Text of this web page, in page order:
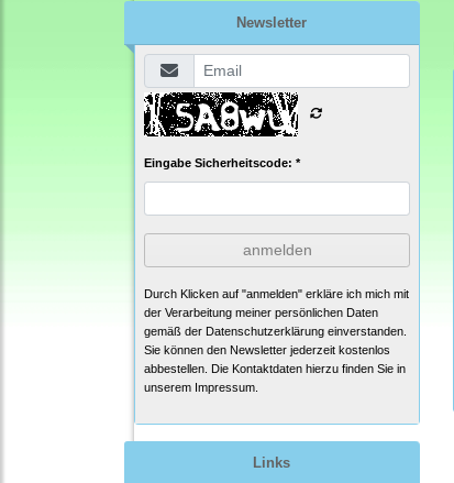
Newsletter
Eingabe Sicherheitscode: *
anmelden
Durch Klicken auf "anmelden" erkläre ich mich mit
der Verarbeitung meiner persönlichen Daten
gemäß der Datenschutzerklärung einverstanden.
Sie können den Newsletter jederzeit kostenlos
abbestellen. Die Kontaktdaten hierzu finden Sie in
unserem Impressum.
Links